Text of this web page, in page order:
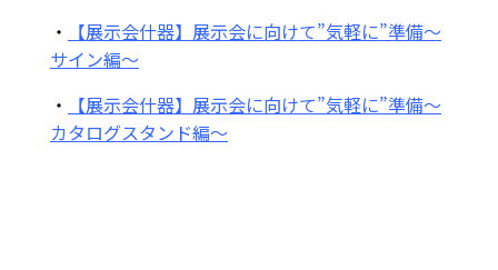
・
【展示会什器】展示会に向けて”気軽に”準備～
サイン編～
・
【展示会什器】展示会に向けて”気軽に”準備～
カタログスタンド編～